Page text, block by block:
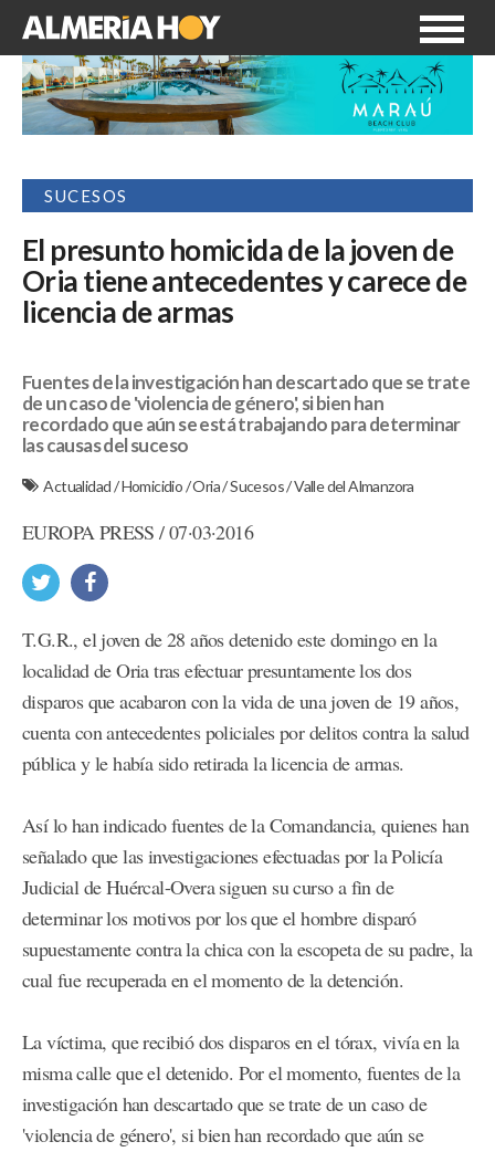
SUCESOS
El presunto homicida de la joven de
Oria tiene antecedentes y carece de
licencia de armas
Fuentes de la investigación han descartado que se trate
de un caso de 'violencia de género', si bien han
recordado que aún se está trabajando para determinar
las causas del suceso
Actualidad/Homicidio/Oria/Sucesos/Valle del Almanzora
EUROPA PRESS / 07·03·2016
T.G.R., el joven de 28 años detenido este domingo en la
localidad de Oria tras efectuar presuntamente los dos
disparos que acabaron con la vida de una joven de 19 años,
cuenta con antecedentes policiales por delitos contra la salud
pública y le había sido retirada la licencia de armas.
Así lo han indicado fuentes de la Comandancia, quienes han
señalado que las investigaciones efectuadas por la Policía
Judicial de Huércal-Overa siguen su curso a fin de
determinar los motivos por los que el hombre disparó
supuestamente contra la chica con la escopeta de su padre, la
cual fue recuperada en el momento de la detención.
La víctima, que recibió dos disparos en el tórax, vivía en la
misma calle que el detenido. Por el momento, fuentes de la
investigación han descartado que se trate de un caso de
'violencia de género', si bien han recordado que aún se